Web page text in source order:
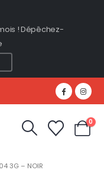
! Dépêchez-
0
3G – NOIR